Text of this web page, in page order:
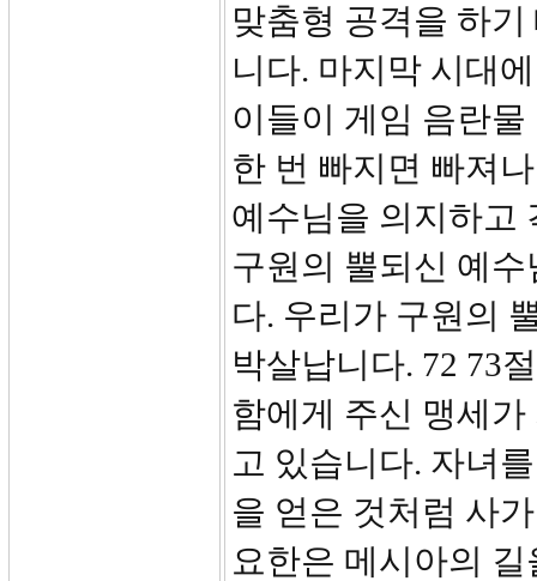
맞춤형 공격을 하
니다. 마지막 시대
이들이 게임 음란
한 번 빠지면 빠져
예수님을 의지하고
구원의 뿔되신 예
다. 우리가 구원의
박살납니다. 72 73
함에게 주신 맹세
고 있습니다. 자녀
을 얻은 것처럼 사
요한은 메시아의